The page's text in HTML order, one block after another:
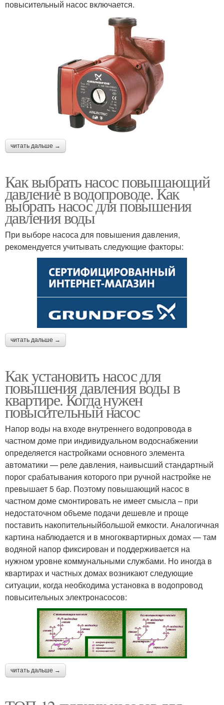
повысительный насос включается.
читать дальше →
Как выбрать насос повышающий
давление в водопроводе. Как
выбрать насос для повышения
давления воды
При выборе насоса для повышения давления,
рекомендуется учитывать следующие факторы:
читать дальше →
Как установить насос для
повышения давления воды в
квартире. Когда нужен
повысительный насос
Напор воды на входе внутреннего водопровода в
частном доме при индивидуальном водоснабжении
определяется настройками основного элемента
автоматики — реле давления, наивысший стандартный
порог срабатывания которого при ручной настройке не
превышает 5 бар. Поэтому повышающий насос в
частном доме смонтировать не имеет смысла – при
недостаточном объеме подачи дешевле и проще
поставить накопительныйбольшой емкости. Аналогичная
картина наблюдается и в многоквартирных домах — там
водяной напор фиксирован и поддерживается на
нужном уровне коммунальными службами. Но иногда в
квартирах и частных домах возникают следующие
ситуации, когда необходима установка в водопровод
повысительных электронасосов:
читать дальше →